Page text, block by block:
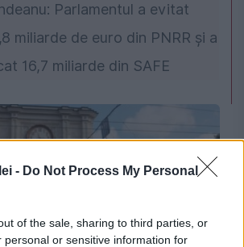
- Do Not Process My Personal
of the sale, sharing to third parties, or
personal or sensitive information for
Parlamentul a evitat
miliarde de euro din PNRR și a
16,7 miliarde din SAFE